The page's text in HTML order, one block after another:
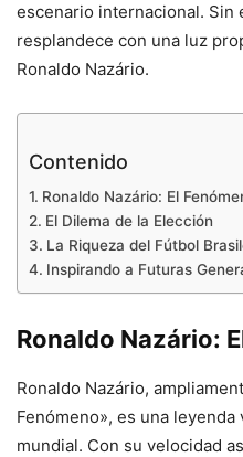
escenario internacional. Sin
resplandece con una luz
Ronaldo Nazário.
Contenido
Ronaldo Nazário: El
El Dilema de la Elección
La Riqueza del Fútbol
Inspirando a Futuras
Ronaldo Nazário:
Ronaldo Nazário,
Fenómeno», es una
mundial. Con su velocidad